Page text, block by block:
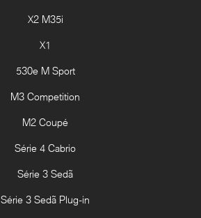
X2 M35i
X1
530e M Sport
M3 Competition
M2 Coupé
Série 4 Cabrio
Série 3 Sedã
Série 3 Sedã Plug-in